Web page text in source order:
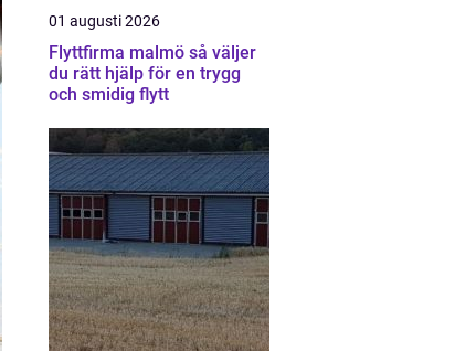
01 augusti 2026
Flyttfirma malmö så väljer
du rätt hjälp för en trygg
och smidig flytt